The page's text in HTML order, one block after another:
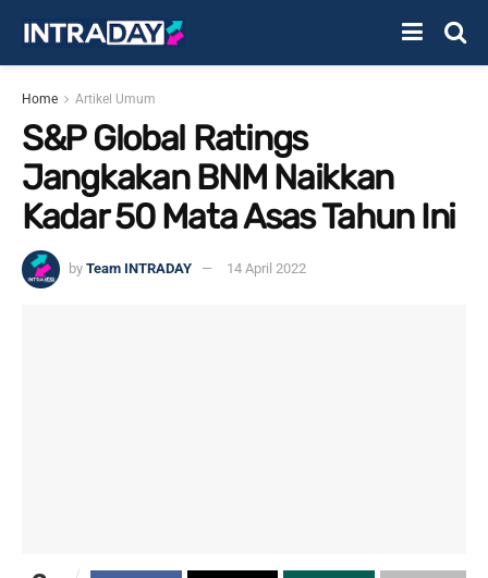
Home Artikel Umum
S&P Global Ratings
Jangkakan BNM Naikkan
Kadar 50 Mata Asas Tahun Ini
by Team INTRADAY 14 April 2022